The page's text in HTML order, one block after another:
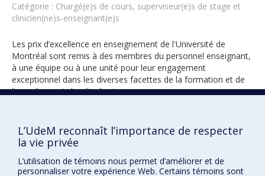
Catégorie : Chargé(e)s de cours, superviseur(e)s de stage et
clinicien(ne)s-enseignant(e)s
Les prix d’excellence en enseignement de l'Université de
Montréal sont remis à des membres du personnel enseignant,
à une équipe ou à une unité pour leur engagement
exceptionnel dans les diverses facettes de la formation et de
l’encadrement des étudiants.
2025
L’UdeM reconnaît l’importance de respecter
la vie privée
L’utilisation de témoins nous permet d’améliorer et de
personnaliser votre expérience Web. Certains témoins sont